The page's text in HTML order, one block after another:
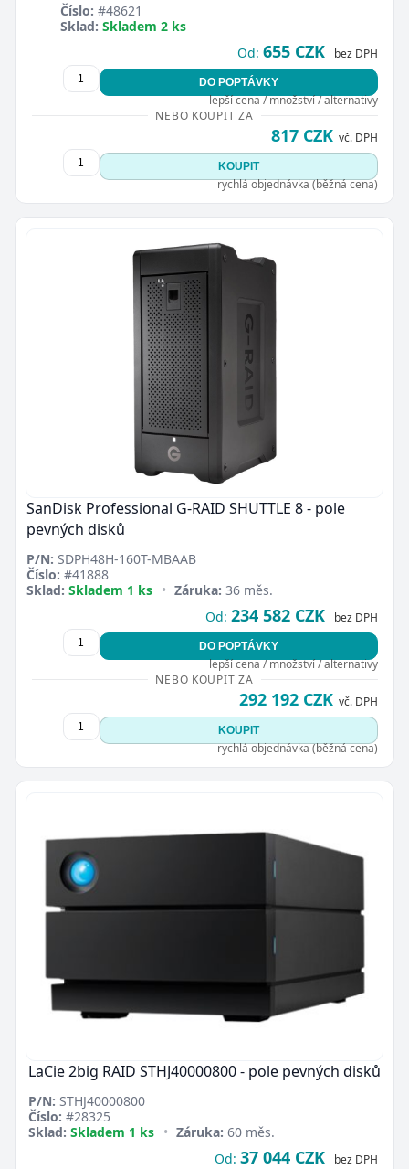
Číslo: #48621
Sklad: Skladem 2 ks
Od: 655 CZK bez DPH
DO POPTÁVKY
lepší cena / množství / alternativy
NEBO KOUPIT ZA
817 CZK vč. DPH
KOUPIT
rychlá objednávka (běžná cena)
SanDisk Professional G-RAID SHUTTLE 8 - pole
pevných disků
P/N: SDPH48H-160T-MBAAB
Číslo: #41888
Sklad: Skladem 1 ks • Záruka: 36 měs.
Od: 234 582 CZK bez DPH
DO POPTÁVKY
lepší cena / množství / alternativy
NEBO KOUPIT ZA
292 192 CZK vč. DPH
KOUPIT
rychlá objednávka (běžná cena)
LaCie 2big RAID STHJ40000800 - pole pevných disků
P/N: STHJ40000800
Číslo: #28325
Sklad: Skladem 1 ks • Záruka: 60 měs.
Od: 37 044 CZK bez DPH